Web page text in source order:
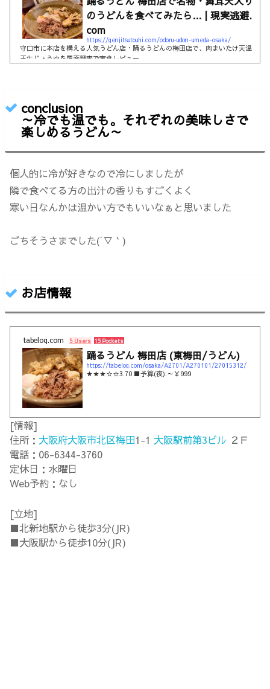
のうどんを食べてみたら… | 現実逃避.
com
https://genjitsutouhi.com/odoru-udon-umeda-osaka/
守口市に本店を構える人気うどん店・踊るうどんの梅田店で、肉まいたけ天温
玉生じょうゆを覆面調査で実食レビュー…
conclusion
～冷でも温でも。それぞれの美味しさで
楽しめるうどん～
個人的に冷が好きなので冷にしましたが
隣で食べてる方の出汁の香りもすごくよく
寒い日なんかは温かい方でもいいなぁと思いました
ごちそうさまでした(´▽｀)
お店情報
tabelog.com 5 Users 15 Pockets
踊るうどん 梅田店 (東梅田/うどん)
https://tabelog.com/osaka/A2701/A270101/27015312/
★★★☆☆3.70 ■予算(夜):～￥999
[情報]
住所：大阪府大阪市北区梅田1-1大阪駅前第3ビル ２Ｆ
電話：06-6344-3760
定休日：水曜日
Web予約：なし
[立地]
■北新地駅から徒歩3分(JR)
■大阪駅から徒歩10分(JR)